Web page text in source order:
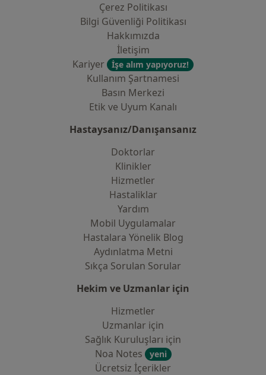
Çerez Politikası
Bilgi Güvenliği Politikası
Hakkımızda
İletişim
Kariyer
İşe alım yapıyoruz!
Kullanım Şartnamesi
Basın Merkezi
Etik ve Uyum Kanalı
Hastaysanız/Danışansanız
Doktorlar
Klinikler
Hizmetler
Hastaliklar
Yardım
Mobil Uygulamalar
Hastalara Yönelik Blog
Aydınlatma Metni
Sıkça Sorulan Sorular
Hekim ve Uzmanlar için
Hizmetler
Uzmanlar için
Sağlık Kuruluşları için
Noa Notes
yeni
Ücretsiz İçerikler